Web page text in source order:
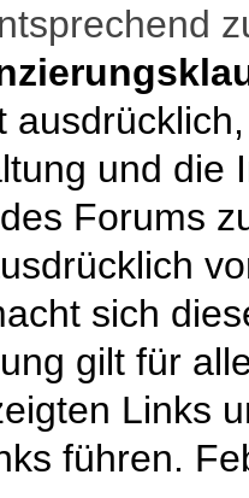
und die
Forums
sich
gilt für
Links
führen.